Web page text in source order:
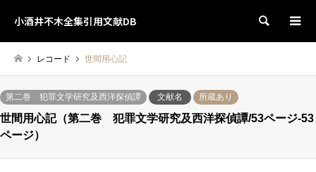
小酒井不木全集引用文献DB 検索
レコード 世間用心記
第二巻 犯罪文学研究及西洋探偵譚 文献名 所蔵あり
世間用心記（第二巻 犯罪文学研究及西洋探偵譚/53ページ-53
ページ）